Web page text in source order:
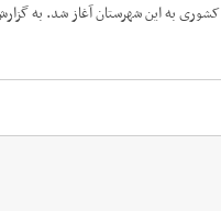
کشوری به این شهرستان آغاز شد. به